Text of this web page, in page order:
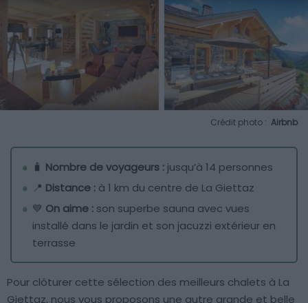
Crédit photo : Airbnb
🧳 Nombre de voyageurs : jusqu’à 14 personnes
📍 Distance : à 1 km du centre de La Giettaz
💙 On aime : son superbe sauna avec vues
installé dans le jardin et son jacuzzi extérieur en
terrasse
Pour clôturer cette sélection des meilleurs chalets à La
Giettaz, nous vous proposons une autre grande et belle